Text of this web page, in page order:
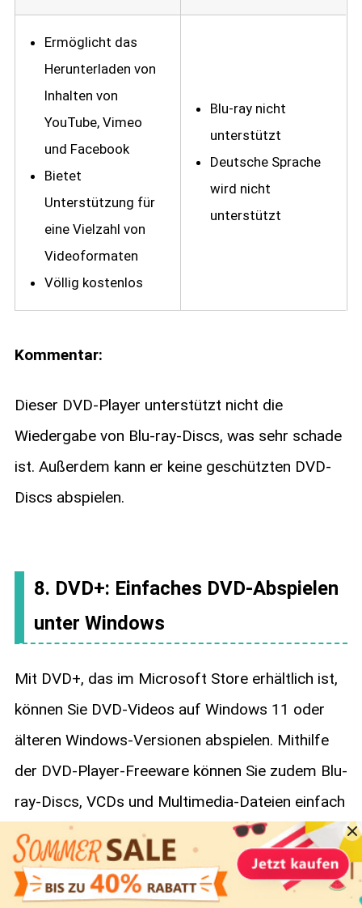
Ermöglicht das
Herunterladen von
Inhalten von
YouTube, Vimeo
und Facebook
Bietet
Unterstützung für
eine Vielzahl von
Videoformaten
Völlig kostenlos
Blu-ray nicht
unterstützt
Deutsche Sprache
wird nicht
unterstützt
Kommentar:
Dieser DVD-Player unterstützt nicht die
Wiedergabe von Blu-ray-Discs, was sehr schade
ist. Außerdem kann er keine geschützten DVD-
Discs abspielen.
8. DVD+: Einfaches DVD-Abspielen
unter Windows
Mit DVD+, das im Microsoft Store erhältlich ist,
können Sie DVD-Videos auf Windows 11 oder
älteren Windows-Versionen abspielen. Mithilfe
der DVD-Player-Freeware können Sie zudem Blu-
ray-Discs, VCDs und Multimedia-Dateien einfach
abspielen.